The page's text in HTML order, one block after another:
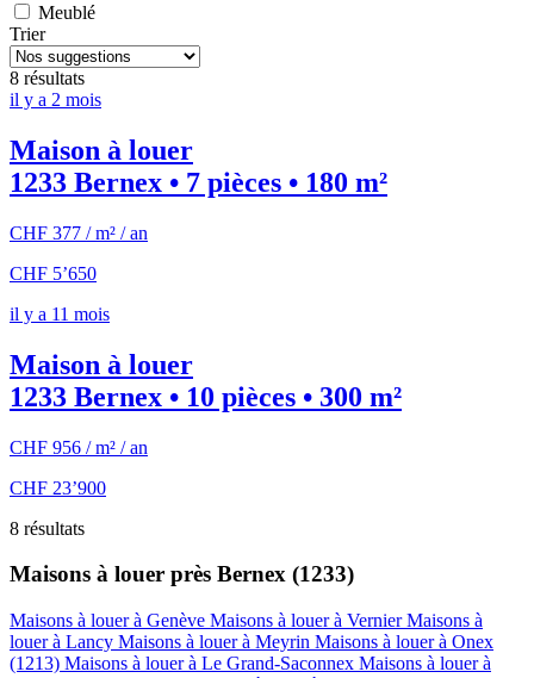
Meublé
Trier
8 résultats
il y a 2 mois
Maison à louer
1233 Bernex • 7 pièces • 180 m²
CHF 377 / m² / an
CHF 5’650
il y a 11 mois
Maison à louer
1233 Bernex • 10 pièces • 300 m²
CHF 956 / m² / an
CHF 23’900
8 résultats
Maisons à louer près Bernex (1233)
Maisons à louer à Genève Maisons à louer à VernierMaisons à
louer à Lancy Maisons à louer à Meyrin Maisons à louer à Onex
(1213) Maisons à louer à Le Grand-Saconnex Maisons à louer à